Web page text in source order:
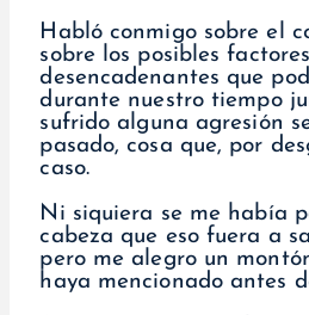
Habló conmigo sobre el
sobre los posibles factores
desencadenantes que
durante nuestro tiempo
sufrido alguna agresión
pasado, cosa que, por
caso.
Ni siquiera se me había
cabeza que eso fuera a
pero me alegro un
haya mencionado antes